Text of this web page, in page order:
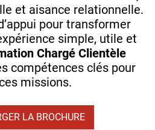
et aisance relationnelle.
pour transformer
simple, utile et
Chargé Clientèle
compétences clés pour
missions.
LA BROCHURE